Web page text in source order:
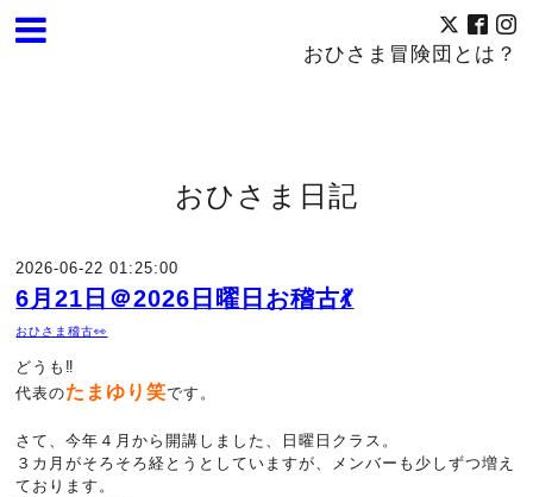
おひさま冒険団とは？
おひさま日記
2026-06-22 01:25:00
6月21日＠2026日曜日お稽古💃
おひさま稽古👀
どうも‼️
代表のたまゆり笑です。
さて、今年４月から開講しました、日曜日クラス。
３カ月がそろそろ経とうとしていますが、メンバーも少しずつ増え
ております。